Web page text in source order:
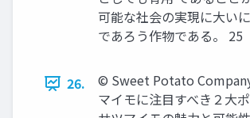
可能な社会の実現に大い
であろう作物である。 25
26.
© Sweet Potato
マイモに注目すべき２大